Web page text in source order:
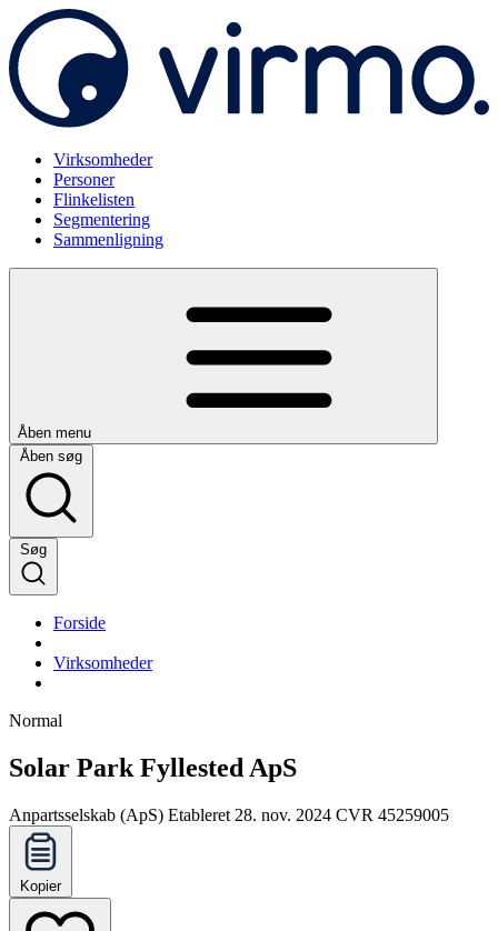
Virksomheder
Personer
Flinkelisten
Segmentering
Sammenligning
Åben menu
Åben søg
Søg
Forside
Virksomheder
Normal
Solar Park Fyllested ApS
Anpartsselskab (ApS) Etableret 28. nov. 2024 CVR 45259005
Kopier